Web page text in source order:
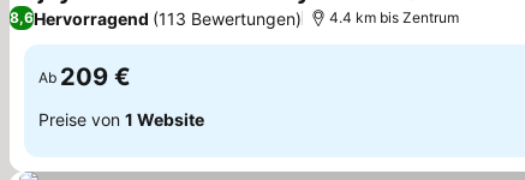
8,6Hervorragend (113 Bewertungen) 4.4 km bis Zentrum
Ab 209 €
Preise von 1 Website